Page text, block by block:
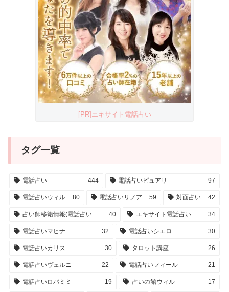
[PR]エキサイト電話占い
タグ一覧
電話占い 444 電話占いピュアリ 97
電話占いウィル 80 電話占いリノア 59 対面占い 42
占い師移籍情報(電話占い 40 エキサイト電話占い 34
電話占いマヒナ 32 電話占いシエロ 30
電話占いカリス 30 タロット講座 26
電話占いヴェルニ 22 電話占いフィール 21
電話占いロバミミ 19 占いの館ウィル 17